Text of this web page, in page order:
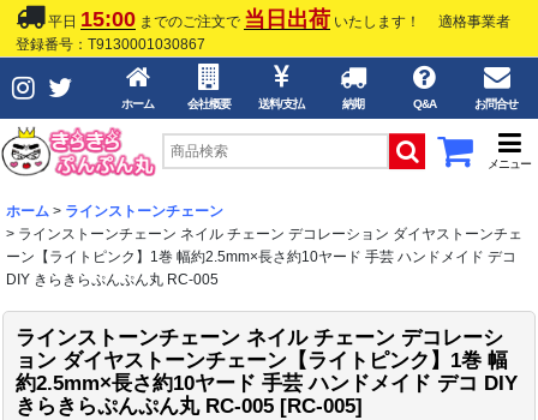
平日 15:00 までのご注文で 当日出荷 いたします！
適格事業者
登録番号：T9130001030867
ホーム 会社概要 送料/支払 納期 Q&A お問合せ
メニュー
ホーム > ラインストーンチェーン
> ラインストーンチェーン ネイル チェーン デコレーション ダイヤストーンチェ
ーン【ライトピンク】1巻 幅約2.5mm×長さ約10ヤード 手芸 ハンドメイド デコ
DIY きらきらぷんぷん丸 RC-005
ラインストーンチェーン ネイル チェーン デコレーシ
ョン ダイヤストーンチェーン【ライトピンク】1巻 幅
約2.5mm×長さ約10ヤード 手芸 ハンドメイド デコ DIY
きらきらぷんぷん丸 RC-005 [RC-005]